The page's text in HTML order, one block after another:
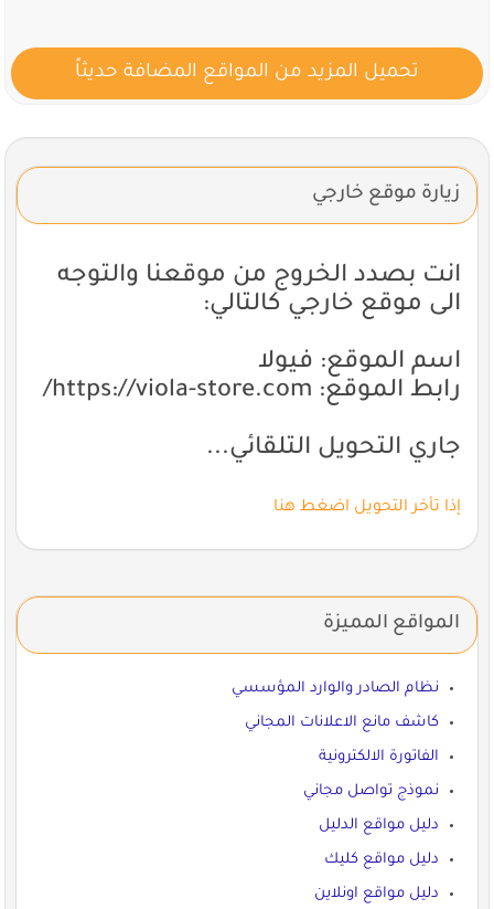
تحميل المزيد من المواقع المضافة حديثاً
زيارة موقع خارجي
انت بصدد الخروج من موقعنا والتوجه
الى موقع خارجي كالتالي:
اسم الموقع: فيولا
رابط الموقع: https://viola-store.com/
جاري التحويل التلقائي...
إذا تأخر التحويل اضغط هنا
المواقع المميزة
نظام الصادر والوارد المؤسسي
كاشف مانع الاعلانات المجاني
الفاتورة الالكترونية
نموذج تواصل مجاني
دليل مواقع الدليل
دليل مواقع كليك
دليل مواقع اونلاين